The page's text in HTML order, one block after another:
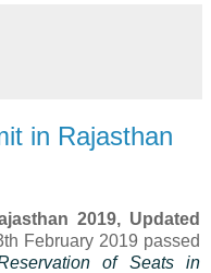
in Rajasthan
2019, Updated
February 2019 passed
of Seats in